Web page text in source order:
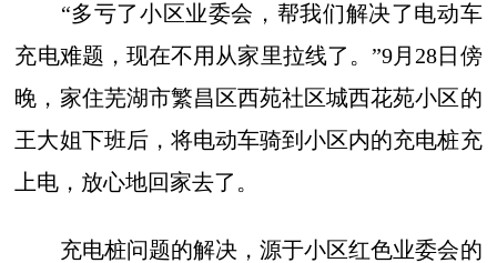
“多亏了小区业委会，帮我们解决了电动车
充电难题，现在不用从家里拉线了。”9月28日傍
晚，家住芜湖市繁昌区西苑社区城西花苑小区的
王大姐下班后，将电动车骑到小区内的充电桩充
上电，放心地回家去了。
充电桩问题的解决，源于小区红色业委会的